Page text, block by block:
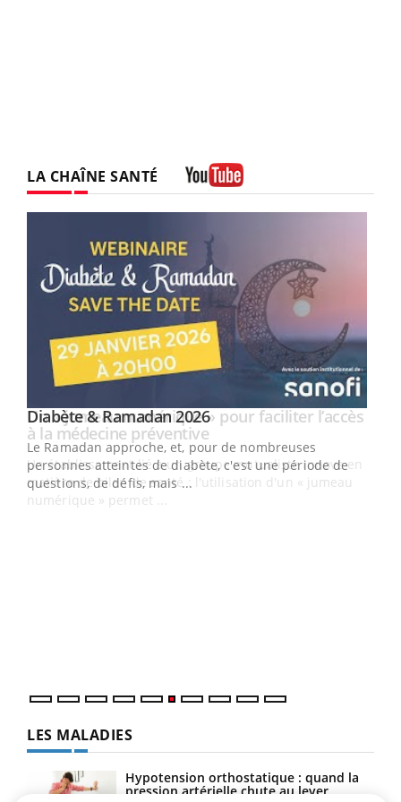
LA CHAÎNE SANTÉ
Youtube
Diabète & Ramadan 2026Youtube
Le Ramadan approche, et, pour de nombreuses
personnes atteintes de diabète, c'est une période de
questions, de défis, mais ...
Youtube
Un « jumeau numérique » pour faciliter l’accès
à la médecine préventiveYoutube
Un établissement lié à un groupe mutualiste innove en
matière de bilan de santé : l'utilisation d'un « jumeau
numérique » permet ...
LES MALADIES
Hypotension orthostatique : quand la
pression artérielle chute au lever